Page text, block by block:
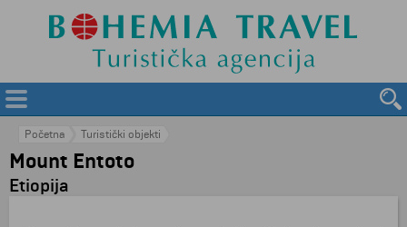
Početna Turistički objekti
Mount Entoto
Etiopija